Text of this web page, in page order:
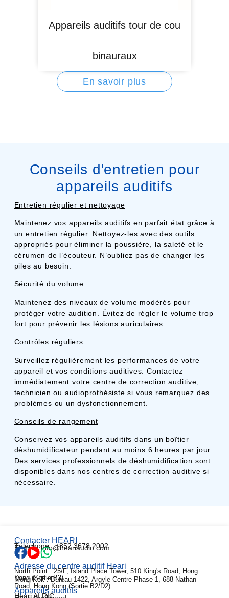
Appareils auditifs tour de cou
binauraux
En savoir plus
Conseils d'entretien pour
appareils auditifs
Entretien régulier et nettoyage
Maintenez vos appareils auditifs en parfait état grâce à
un entretien régulier. Nettoyez-les avec des outils
appropriés pour éliminer la poussière, la saleté et le
cérumen de l’écouteur. N’oubliez pas de changer les
piles au besoin.
Sécurité du volume
Maintenez des niveaux de volume modérés pour
protéger votre audition. Évitez de régler le volume trop
fort pour prévenir les lésions auriculaires.
Contrôles réguliers
Surveillez régulièrement les performances de votre
appareil et vos conditions auditives. Contactez
immédiatement votre centre de correction auditive,
technicien ou audioprothésiste si vous remarquez des
problèmes ou un dysfonctionnement.
Conseils de rangement
Conservez vos appareils auditifs dans un boîtier
déshumidificateur pendant au moins 6 heures par jour.
Des services professionnels de déshumidification sont
disponibles dans nos centres de correction auditive si
nécessaire.
Contacter HEARI
Téléphone : +852 3678 2002
E-mail : info@heariaudio.com
Adresse du centre auditif Heari
North Point : 25/F, Island Place Tower, 510 King's Road, Hong
Kong (Sortie B3)
Mong Kok : Bureau 1422, Argyle Centre Phase 1, 688 Nathan
Road, Hong Kong (Sortie B2/D2)
Appareils auditifs
Heari AI RIC